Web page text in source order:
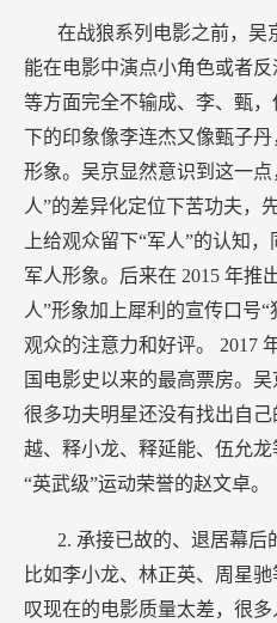
在战狼系列电影之前，吴
能在电影中演点小角色或者
等方面完全不输成、李、甄
下的印象像李连杰又像甄子
形象。吴京显然意识到这一
人”的差异化定位下苦功夫，
上给观众留下“军人”的认知
军人形象。后来在 2015 年推
人”形象加上犀利的宣传口号
观众的注意力和好评。 2017
国电影史以来的最高票房。
很多功夫明星还没有找出自
越、释小龙、释延能、伍允
“英武级”运动荣誉的赵文卓。
2. 承接已故的、退居幕后
比如李小龙、林正英、周星
叹现在的电影质量太差，很